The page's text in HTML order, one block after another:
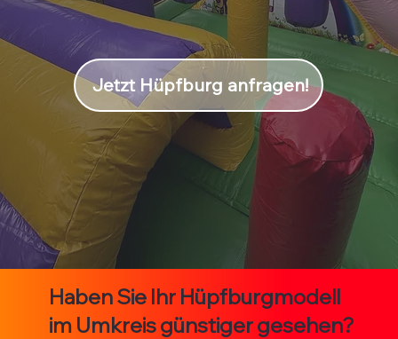
Haben Sie Ihr Hüpfburgmodell
im Umkreis günstiger gesehen?
Jetzt Hüpfburg anfragen!